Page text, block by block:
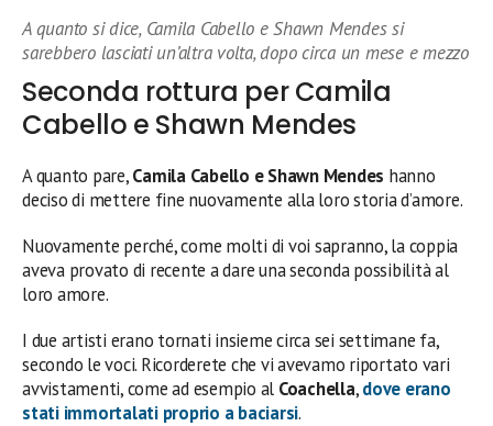
A quanto si dice, Camila Cabello e Shawn Mendes si
sarebbero lasciati un’altra volta, dopo circa un mese e mezzo
Seconda rottura per Camila
Cabello e Shawn Mendes
A quanto pare,Camila Cabello e Shawn Mendes hanno
deciso di mettere fine nuovamente alla loro storia d’amore.
Nuovamente perché, come molti di voi sapranno, la coppia
aveva provato di recente a dare una seconda possibilità al
loro amore.
I due artisti erano tornati insieme circa sei settimane fa,
secondo le voci. Ricorderete che vi avevamo riportato vari
avvistamenti, come ad esempio al Coachella,dove erano
stati immortalati proprio a baciarsi.